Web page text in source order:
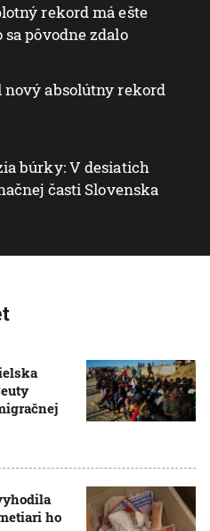
rekord má ešte
pôvodne zdalo
nový absolútny rekord
búrky: V desiatich
časti Slovenska
ho